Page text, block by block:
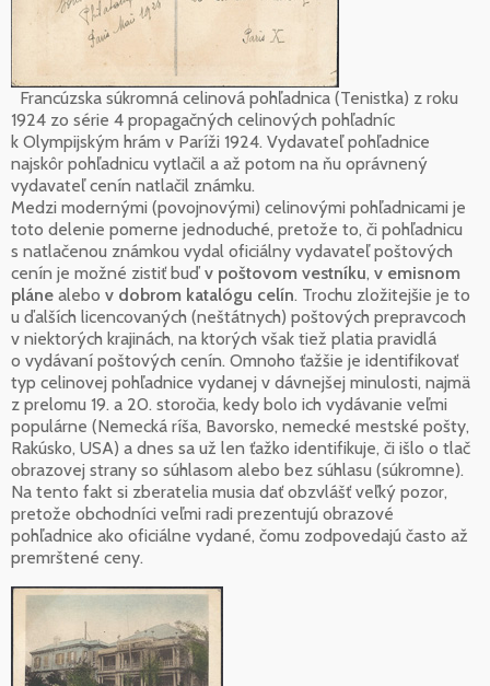
Francúzska súkromná celinová pohľadnica (Tenistka) z roku
1924 zo série 4 propagačných celinových pohľadníc
k Olympijským hrám v Paríži 1924. Vydavateľ pohľadnice
najskôr pohľadnicu vytlačil a až potom na ňu oprávnený
vydavateľ cenín natlačil známku.
Medzi modernými (povojnovými) celinovými pohľadnicami je
toto delenie pomerne jednoduché, pretože to, či pohľadnicu
s natlačenou známkou vydal oficiálny vydavateľ poštových
cenín je možné zistiť buď v poštovom vestníku, v emisnom
pláne alebo v dobrom katalógu celín. Trochu zložitejšie je to
u ďalších licencovaných (neštátnych) poštových prepravcoch
v niektorých krajinách, na ktorých však tiež platia pravidlá
o vydávaní poštových cenín. Omnoho ťažšie je identifikovať
typ celinovej pohľadnice vydanej v dávnejšej minulosti, najmä
z prelomu 19. a 20. storočia, kedy bolo ich vydávanie veľmi
populárne (Nemecká ríša, Bavorsko, nemecké mestské pošty,
Rakúsko, USA) a dnes sa už len ťažko identifikuje, či išlo o tlač
obrazovej strany so súhlasom alebo bez súhlasu (súkromne).
Na tento fakt si zberatelia musia dať obzvlášť veľký pozor,
pretože obchodníci veľmi radi prezentujú obrazové
pohľadnice ako oficiálne vydané, čomu zodpovedajú často až
premrštené ceny.